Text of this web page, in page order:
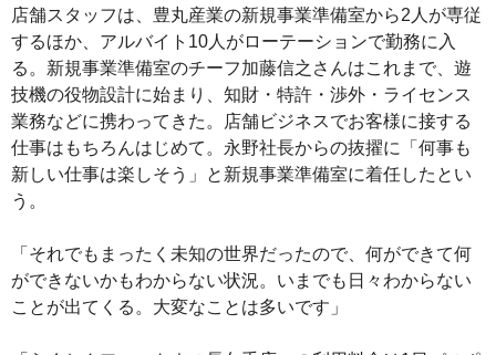
店舗スタッフは、豊丸産業の新規事業準備室から2人が専従
するほか、アルバイト10人がローテーションで勤務に入
る。新規事業準備室のチーフ加藤信之さんはこれまで、遊
技機の役物設計に始まり、知財・特許・渉外・ライセンス
業務などに携わってきた。店舗ビジネスでお客様に接する
仕事はもちろんはじめて。永野社長からの抜擢に「何事も
新しい仕事は楽しそう」と新規事業準備室に着任したとい
う。
「それでもまったく未知の世界だったので、何ができて何
ができないかもわからない状況。いまでも日々わからない
ことが出てくる。大変なことは多いです」